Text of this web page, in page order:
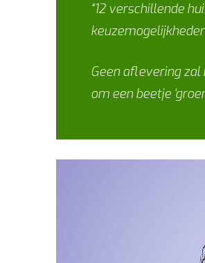
“12 verschillende
Geen aflevering
om een beetje